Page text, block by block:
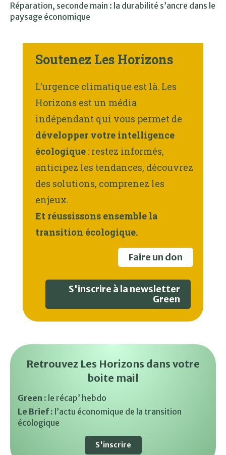
Réparation, seconde main : la durabilité s’ancre dans le
paysage économique
Soutenez Les Horizons
L’urgence climatique est là. Les
Horizons est un média
indépendant qui vous permet de
développer votre intelligence
écologique : restez informés,
anticipez les tendances, découvrez
des solutions, comprenez les
enjeux.
Et réussissons ensemble la
transition écologique.
Faire un don
S'inscrire à la newsletter
Green
Retrouvez Les Horizons dans votre
boite mail
Green : le récap’ hebdo
Le Brief : l’actu économique de la transition
écologique
S'inscrire